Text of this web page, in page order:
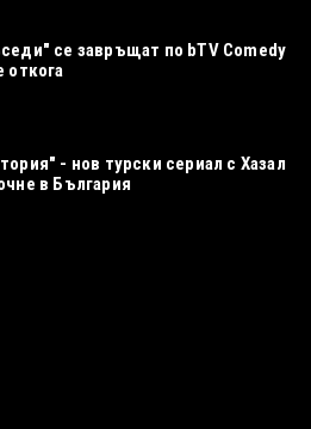
се завръщат по bTV Comedy
откога
- нов турски сериал с Хазал
в България